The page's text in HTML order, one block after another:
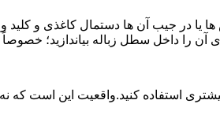
جیب آن ها دستمال کاغذی و کلید
آن را داخل سطل زباله بیاندازید؛
استفاده کنید.واقعیت این است که